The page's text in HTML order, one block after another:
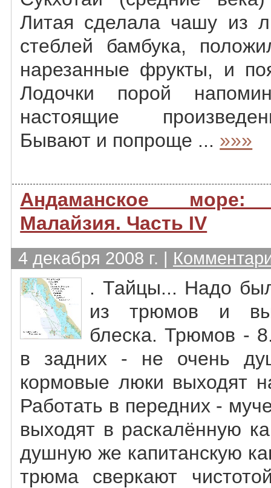
Литая сделала чашу из
стеблей бамбука,
нарезанные фрукты, и
Лодочки порой
настоящие
Бывают и попроще ... »»»
Андаманское
Малайзия. Часть IV
4 декабря 2008 г. |
. Тайцы... Надо
из трюмов и
блеска. Трюмов -
в задних - не очень
кормовые люки выходят
Работать в передних -
выходят в раскалённую
душную же капитанскую
трюма сверкают